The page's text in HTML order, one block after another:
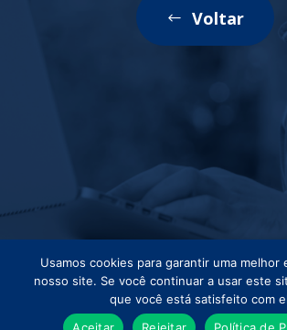
Voltar
Usamos cookies para garantir uma melhor
nosso site. Se você continuar a usar este
que você está satisfeito com
Aceitar
Rejeitar Política de